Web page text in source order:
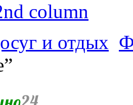
column
и отдых